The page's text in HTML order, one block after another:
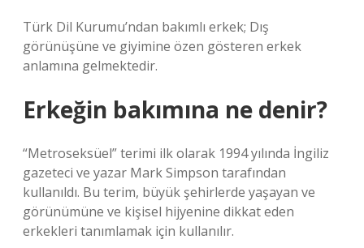
Türk Dil Kurumu’ndan bakımlı erkek; Dış
görünüşüne ve giyimine özen gösteren erkek
anlamına gelmektedir.
Erkeğin bakımına ne denir?
“Metroseksüel” terimi ilk olarak 1994 yılında İngiliz
gazeteci ve yazar Mark Simpson tarafından
kullanıldı. Bu terim, büyük şehirlerde yaşayan ve
görünümüne ve kişisel hijyenine dikkat eden
erkekleri tanımlamak için kullanılır.